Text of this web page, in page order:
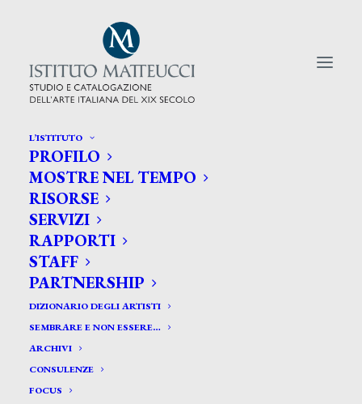
L’ISTITUTO
PROFILO
MOSTRE NEL TEMPO
RISORSE
SERVIZI
RAPPORTI
STAFF
PARTNERSHIP
DIZIONARIO DEGLI ARTISTI
SEMBRARE E NON ESSERE…
ARCHIVI
CONSULENZE
FOCUS
CERCA TRA GLI ARTISTI:
Search
for:
Sani Alessandro*